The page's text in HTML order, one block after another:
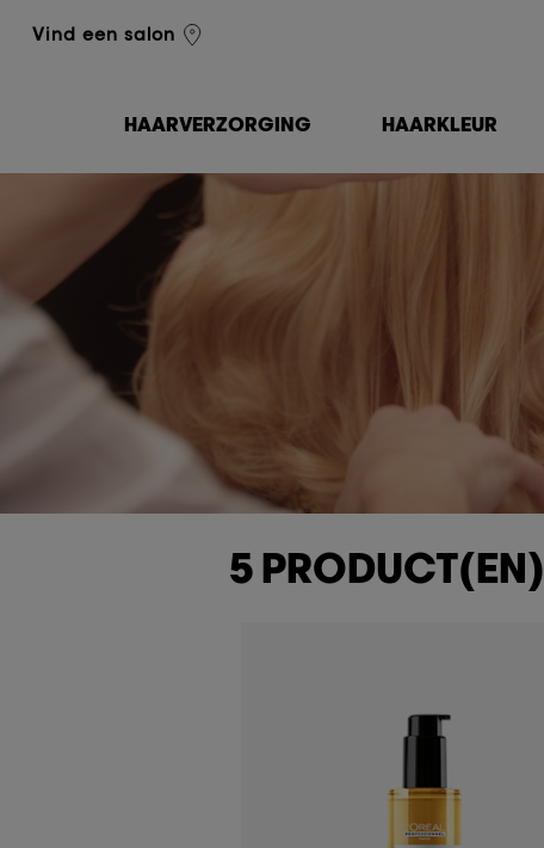
Vind een salon
L'Oréal Professionnel
HAARVERZORGING HAARKLEUR
5 PRODUCT(EN)